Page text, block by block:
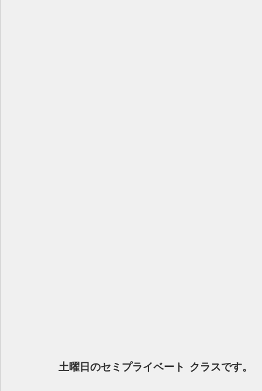
土曜日のセミプライベート クラスです。